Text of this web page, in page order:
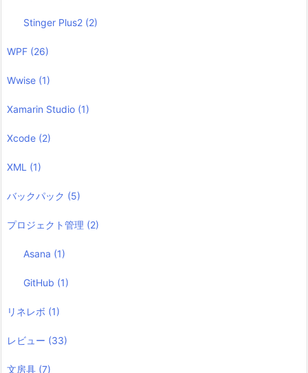
Stinger Plus2 (2)
WPF (26)
Wwise (1)
Xamarin Studio (1)
Xcode (2)
XML (1)
バックパック (5)
プロジェクト管理 (2)
Asana (1)
GitHub (1)
リネレボ (1)
レビュー (33)
文房具 (7)